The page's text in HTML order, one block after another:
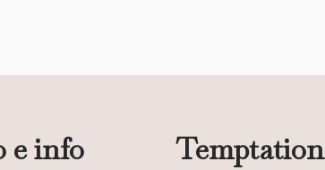
e info Temptation